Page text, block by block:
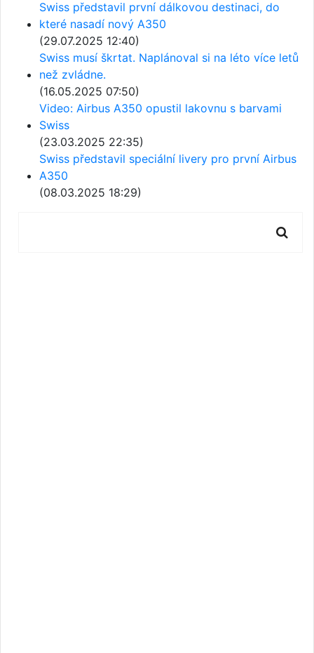
Swiss představil první dálkovou destinaci, do
které nasadí nový A350
(29.07.2025 12:40)
Swiss musí škrtat. Naplánoval si na léto více letů
než zvládne.
(16.05.2025 07:50)
Video: Airbus A350 opustil lakovnu s barvami
Swiss
(23.03.2025 22:35)
Swiss představil speciální livery pro první Airbus
A350
(08.03.2025 18:29)